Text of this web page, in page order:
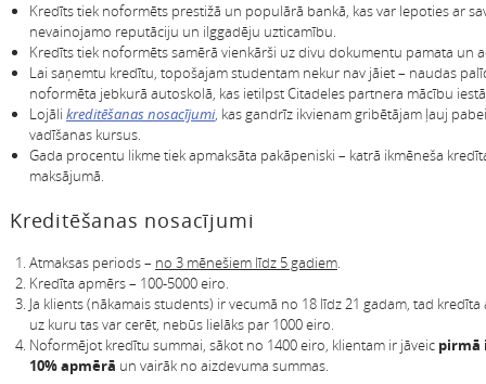
Kredīts tiek noformēts prestižā un populārā bankā, kas var lepoties ar
nevainojamo reputāciju un ilggadēju uzticamību.
Kredīts tiek noformēts samērā vienkārši uz divu dokumentu pamata un
Lai saņemtu kredītu, topošajam studentam nekur nav jāiet – naudas
noformēta jebkurā autoskolā, kas ietilpst Citadeles partnera mācību
Lojāli kreditēšanas nosacījumi, kas gandrīz ikvienam gribētājam ļauj
vadīšanas kursus.
Gada procentu likme tiek apmaksāta pakāpeniski – katrā ikmēneša
maksājumā.
Kreditēšanas nosacījumi
Atmaksas periods – no 3 mēnešiem līdz 5 gadiem.
Kredīta apmērs – 100-5000 eiro.
Ja klients (nākamais students) ir vecumā no 18 līdz 21 gadam, tad kredīta
uz kuru tas var cerēt, nebūs lielāks par 1000 eiro.
Noformējot kredītu summai, sākot no 1400 eiro, klientam ir jāveic pirmā
10% apmērā un vairāk no aizdevuma summas.